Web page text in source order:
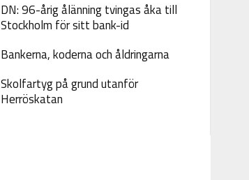
DN: 96-årig ålänning tvingas åka till
Stockholm för sitt bank-id
Bankerna, koderna och åldringarna
Skolfartyg på grund utanför
Herröskatan